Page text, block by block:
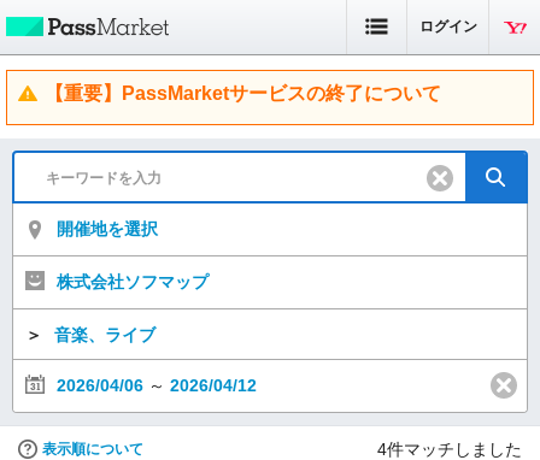
ログイン
【重要】PassMarketサービスの終了について
開催地を選択
株式会社ソフマップ
＞ 音楽、ライブ
2026/04/06 ～ 2026/04/12
表示順について 4件マッチしました